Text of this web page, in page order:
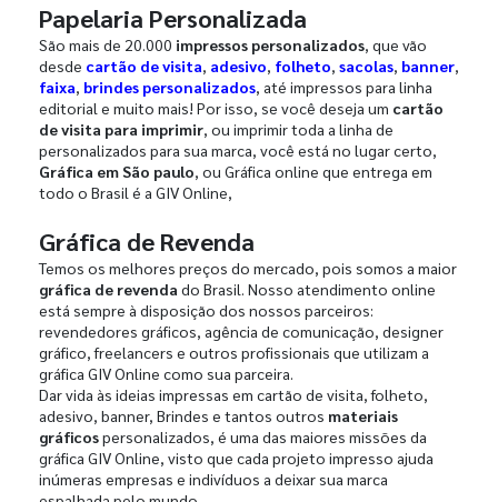
Papelaria Personalizada
São mais de 20.000 impressos personalizados, que vão
desde cartão de visita, adesivo, folheto, sacolas, banner,
faixa, brindes personalizados, até impressos para linha
editorial e muito mais! Por isso, se você deseja um cartão
de visita para imprimir, ou imprimir toda a linha de
personalizados para sua marca, você está no lugar certo,
Gráfica em São paulo, ou Gráfica online que entrega em
todo o Brasil é a GIV Online,
Gráfica de Revenda
Temos os melhores preços do mercado, pois somos a maior
gráfica de revenda do Brasil. Nosso atendimento online
está sempre à disposição dos nossos parceiros:
revendedores gráficos, agência de comunicação, designer
gráfico, freelancers e outros profissionais que utilizam a
gráfica GIV Online como sua parceira.
Dar vida às ideias impressas em cartão de visita, folheto,
adesivo, banner, Brindes e tantos outros materiais
gráficospersonalizados, é uma das maiores missões da
gráfica GIV Online, visto que cada projeto impresso ajuda
inúmeras empresas e indivíduos a deixar sua marca